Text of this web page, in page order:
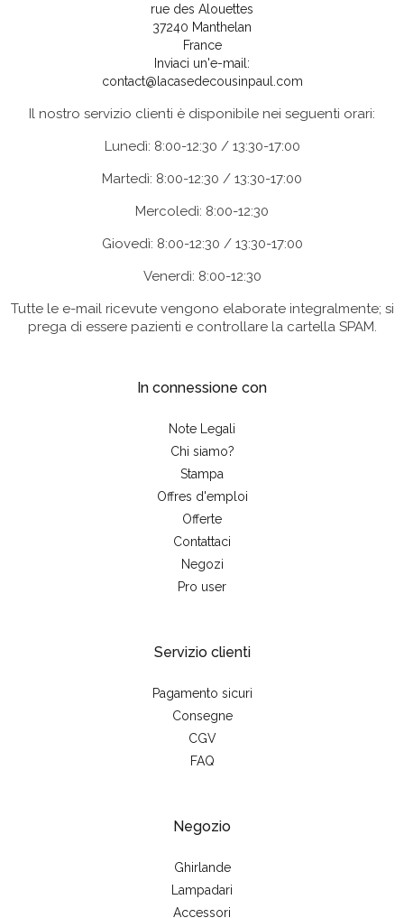
rue des Alouettes
37240 Manthelan
France
Inviaci un'e-mail:
contact@lacasedecousinpaul.com
Il nostro servizio clienti è disponibile nei seguenti orari:
Lunedì: 8:00-12:30 / 13:30-17:00
Martedì: 8:00-12:30 / 13:30-17:00
Mercoledì: 8:00-12:30
Giovedì: 8:00-12:30 / 13:30-17:00
Venerdì: 8:00-12:30
Tutte le e-mail ricevute vengono elaborate integralmente; si
prega di essere pazienti e controllare la cartella SPAM.
In connessione con
Note Legali
Chi siamo?
Stampa
Offres d'emploi
Offerte
Contattaci
Negozi
Pro user
Servizio clienti
Pagamento sicuri
Consegne
CGV
FAQ
Negozio
Ghirlande
Lampadari
Accessori